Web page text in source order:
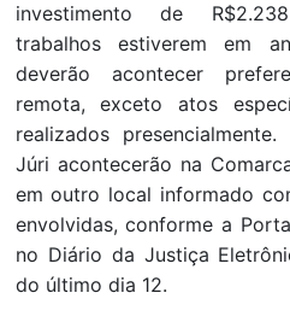
investimento de
trabalhos estiverem em
deverão acontecer
remota, exceto atos
realizados
Júri acontecerão na
em outro local informado
envolvidas, conforme a
no Diário da Justiça
do último dia 12.